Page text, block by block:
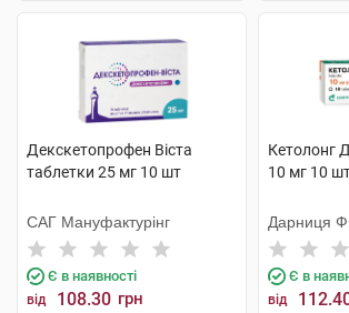
Декскетопрофен Віста
таблетки 25 мг 10 шт
САГ Мануфактурінг
Є в наявності
від 108.30 грн
Кетолонг
10 мг 10
Дарниця
Є в
від